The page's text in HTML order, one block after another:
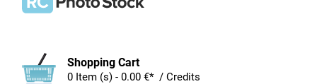
Shopping Cart
0 Item (s) - 0.00 €* / Credits